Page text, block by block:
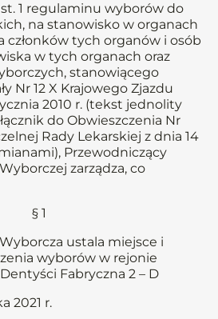
1 regulaminu wyborów do
na stanowisko w organach
członków tych organów i osób
w tych organach oraz
stanowiącego
Nr 12 X Krajowego Zjazdu
2010 r. (tekst jednolity
do Obwieszczenia Nr
Rady Lekarskiej z dnia 14
Przewodniczący
zarządza, co
§ 1
ustala miejsce i
wyborów w rejonie
Fabryczna 2 – D
2021 r.